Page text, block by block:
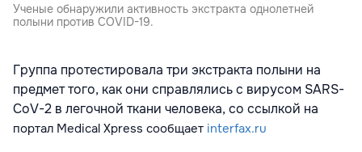
Ученые обнаружили активность экстракта однолетней
полыни против COVID-19.
Группа протестировала три экстракта полыни на
предмет того, как они справлялись с вирусом SARS-
CoV-2 в легочной ткани человека, со ссылкой на
портал Medical Xpress сообщает interfax.ru